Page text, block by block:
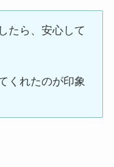
たら、安心して
くれたのが印象